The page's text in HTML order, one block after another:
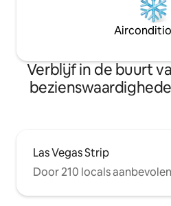
Verblijf in de buurt
Las Vegas Strip
Door 210 locals aanbevolen